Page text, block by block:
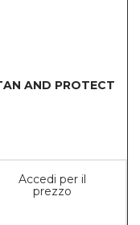
AND PROTECT
Accedi per il
prezzo